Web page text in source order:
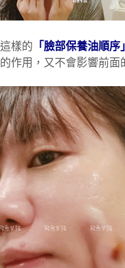
這樣的 「臉部保養油順序」
的作用，又不會影響前面